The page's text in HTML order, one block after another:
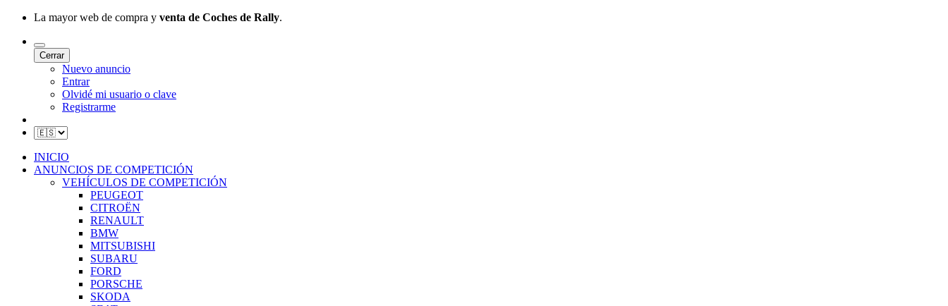
La mayor web de compra y venta de Coches de Rally.
Cerrar
Nuevo anuncio
Entrar
Olvidé mi usuario o clave
Registrarme
INICIO
ANUNCIOS DE COMPETICIÓN
VEHÍCULOS DE COMPETICIÓN
PEUGEOT
CITROËN
RENAULT
BMW
MITSUBISHI
SUBARU
FORD
PORSCHE
SKODA